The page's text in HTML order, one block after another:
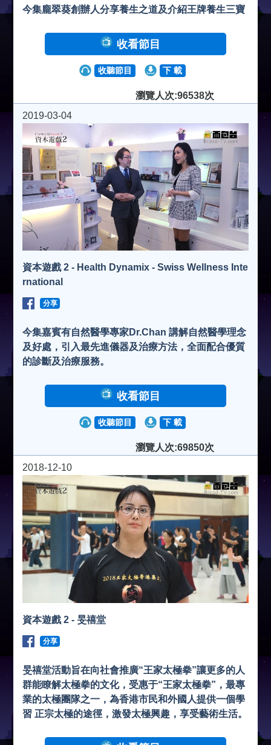
今集龐翠葵創辦人分享養生之道及介紹王牌養生三寶
收看節目
收聽節目 下 載
瀏覽人次:96538次
2019-03-04
資本遊戲 2 - Health Dynamix - Swiss Wellness Inte
rnational
分享
今集嘉賓有自然醫學專家Dr.Chan 講解自然醫學理念
及好處，引入最先進儀器及治療方法，全面配合優質
的診斷及治療服務。
收看節目
收聽節目 下 載
瀏覽人次:69850次
2018-12-10
資本遊戲 2 - 旻禧堂
分享
旻禧堂活動旨在向社會推廣“王家太極拳”讓更多的人
群能瞭解太極拳的文化，受惠于“王家太極拳”，最專
業的太極團隊之一，為香港市民和外國人提供一個學
習 正宗太極的途徑，激發太極興趣，享受藝術生活。